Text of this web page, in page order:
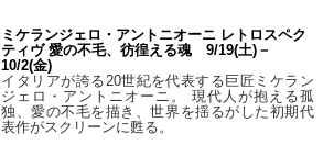
ミケランジェロ・アントニオーニ レトロスペク
ティヴ 愛の不毛、彷徨える魂 9/19(土)－
10/2(金)
イタリアが誇る20世紀を代表する巨匠ミケラン
ジェロ・アントニオーニ。 現代人が抱える孤
独、愛の不毛を描き、世界を揺るがした初期代
表作がスクリーンに甦る。